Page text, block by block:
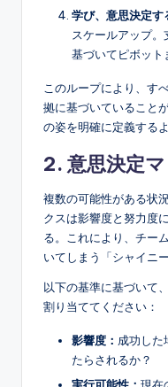
学び、意思決定す
スケールアップ
基づいてピボット
このループにより、す
拠に基づいていること
の姿を明確に定義する
2. 意思決定
複数の可能性がある状
クスは影響度と努力度
る。これにより、チー
いてしまう「シャイニ
以下の基準に基づいて
割り当ててください：
影響度： 成功した
たらされるか？
実行可能性： 現在